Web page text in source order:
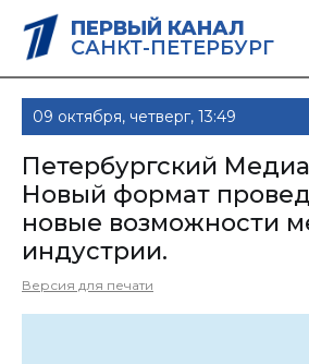
ПЕРВЫЙ КАНАЛ
САНКТ-ПЕТЕРБУРГ
09 октября, четверг, 13:49
Петербургский
Новый формат
новые возможности
индустрии.
Версия для печати